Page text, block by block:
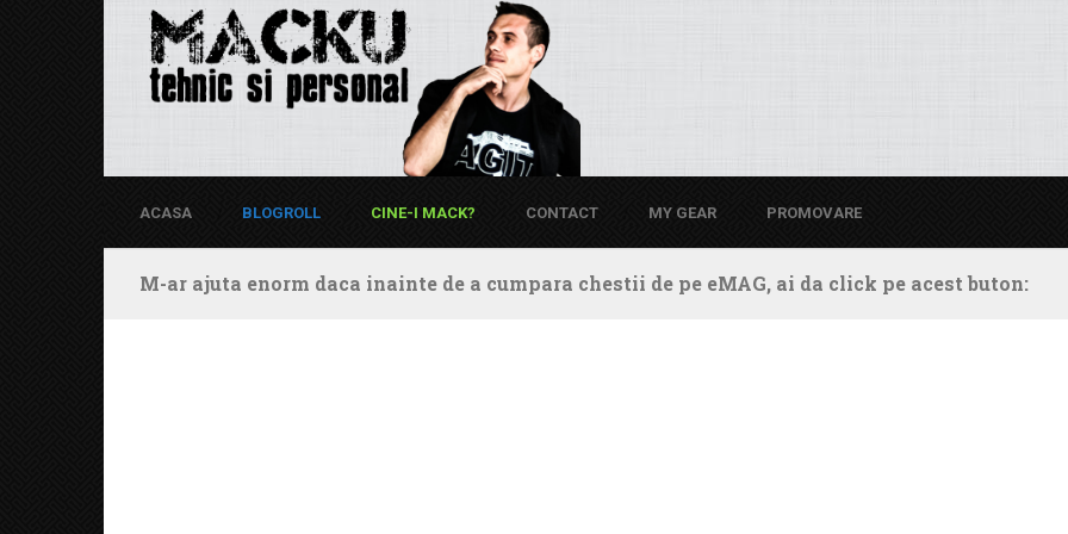
ACASA BLOGROLL CINE-I MACK? CONTACT MY GEAR PROMOVARE
M-ar ajuta enorm daca inainte de a cumpara chestii de pe eMAG, ai da click pe acest buton: